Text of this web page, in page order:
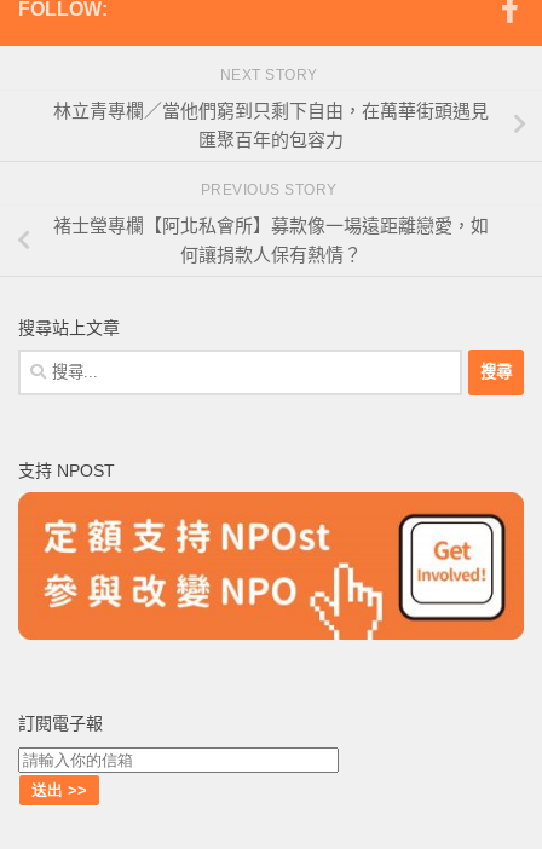
FOLLOW:
NEXT STORY
林立青專欄／當他們窮到只剩下自由，在萬華街頭遇見
匯聚百年的包容力
PREVIOUS STORY
褚士瑩專欄【阿北私會所】募款像一場遠距離戀愛，如
何讓捐款人保有熱情？
搜尋站上文章
搜
尋
字:
支持 NPOST
訂閱電子報